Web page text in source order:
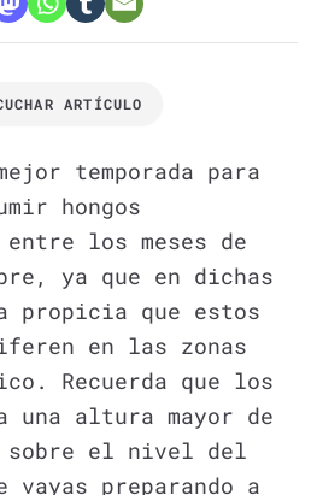
ARTÍCULO
temporada para
hongos
los meses de
ya que en dichas
que estos
en las zonas
Recuerda que los
una altura mayor de
sobre el nivel del
vayas preparando a